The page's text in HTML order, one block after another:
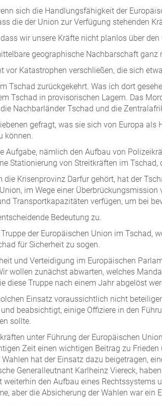
sich die Handlungsfähigkeit der
die der Union zur Verfügung stehenden
wir unsere Kräfte nicht planlos über
geographische Nachbarschaft
vor Katastrophen verschließen, die sich
Tschad zurückgekehrt. Was ich dort
Tschad in provisorischen Lagern. Das
Nachbarländer Tschad und die
gefragt, was sie sich von Europa
können.
Aufgabe, nämlich den Aufbau von
Stationierung von Streitkräften im
die Krisenprovinz Darfur gehört, hat der
im Wege einer
Transportkapazitäten verfügen, um bei
Bedeutung zu.
der Europäischen Union im Tschad,
für Sicherheit zu sogen.
und Verteidigung im Europäischen
wollen zunächst abwarten, welches
diese Truppe nach einem Jahr abgelöst
Einsatz voraussichtlich nicht
beabsichtigt, einige Offiziere in den
sollte.
unter Führung der Europäischen
Zeit einen wichtigen Beitrag zu
hat der Einsatz dazu beigetragen,
Generalleutnant Karlheinz Viereck,
weiterhin den Aufbau eines
aber die Absicherung der Wahlen war ein